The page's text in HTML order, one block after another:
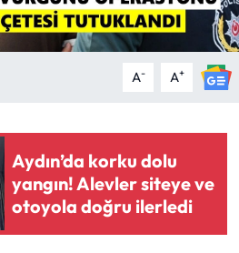
A- A+
Aydın’da korku dolu
yangın! Alevler siteye ve
otoyola doğru ilerledi